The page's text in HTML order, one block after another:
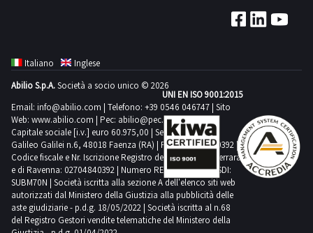
Italiano
Inglese
Abilio S.p.A.Società a socio unico © 2026
Email: info@abilio.com | Telefono: +39 0546 046747 | Sito
Web: www.abilio.com | Pec: abilio@pec.illimity.com
Capitale sociale [i.v.] euro 60.975,00 | Sede legale in Via
Galileo Galilei n.6, 48018 Faenza (RA) | P.IVA: 02704840392 |
Codice fiscale e Nr. Iscrizione Registro delle Imprese di Ferrara
e di Ravenna: 02704840392 | Numero REA RA 224830 | SDI:
SUBM70N | Società iscritta alla sezione A dell'elenco siti web
autorizzati dal Ministero della Giustizia alla pubblicità delle
aste giudiziarie - p.d.g. 18/05/2022 | Società iscritta al n.68
del Registro Gestori vendite telematiche del Ministero della
UNI EN ISO 9001:2015